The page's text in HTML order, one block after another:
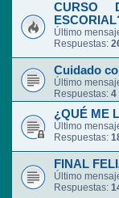
CURSO
Último
Respuestas:
Cuidado
Último
Respuestas: 4
¿QUÉ ME
Último
Respuestas:
FINAL
Último
Respuestas: